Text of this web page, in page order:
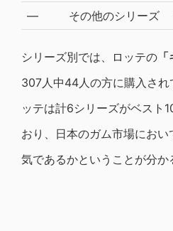
― その他のシリーズ
シリーズ別では、ロッテの
307人中44人の方に購入され
ッテは計6シリーズがベスト
おり、日本のガム市場におい
気であるかということが分か